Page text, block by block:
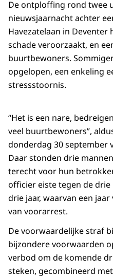
De ontploffing rond twee
nieuwsjaarnacht achter
Havezatelaan in
schade veroorzaakt, en
buurtbewoners.
opgelopen, een enkeling
stressstoornis.
“Het is een nare,
veel buurtbewoners”,
donderdag 30 september
Daar stonden drie
terecht voor hun
officier eiste tegen de
drie jaar, waarvan een
van voorarrest.
De voorwaardelijke straf
bijzondere voorwaarden
verbod om de komende
steken, gecombineerd